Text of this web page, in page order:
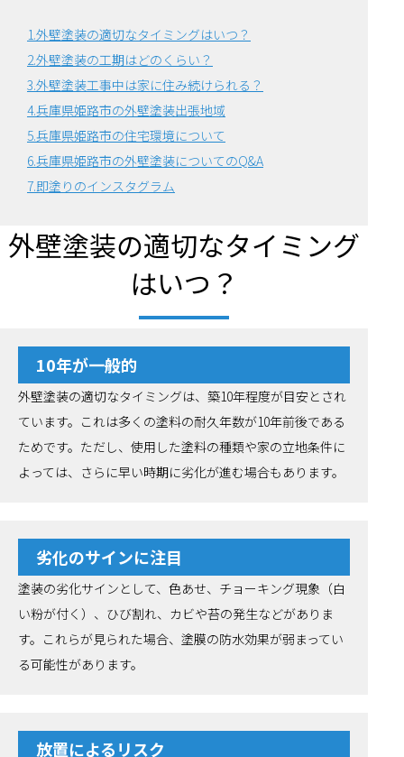
1.外壁塗装の適切なタイミングはいつ？
2.外壁塗装の工期はどのくらい？
3.外壁塗装工事中は家に住み続けられる？
4.兵庫県姫路市の外壁塗装出張地域
5.兵庫県姫路市の住宅環境について
6.兵庫県姫路市の外壁塗装についてのQ&A
7.即塗りのインスタグラム
外壁塗装の適切なタイミング
はいつ？
10年が一般的
外壁塗装の適切なタイミングは、築10年程度が目安とされ
ています。これは多くの塗料の耐久年数が10年前後である
ためです。ただし、使用した塗料の種類や家の立地条件に
よっては、さらに早い時期に劣化が進む場合もあります。
劣化のサインに注目
塗装の劣化サインとして、色あせ、チョーキング現象（白
い粉が付く）、ひび割れ、カビや苔の発生などがありま
す。これらが見られた場合、塗膜の防水効果が弱まってい
る可能性があります。
放置によるリスク